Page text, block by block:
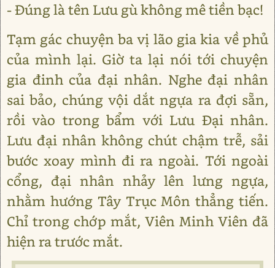
- Đúng là tên Lưu gù không mê tiền bạc!
Tạm gác chuyện ba vị lão gia kia về phủ
của mình lại. Giờ ta lại nói tới chuyện
gia đinh của đại nhân. Nghe đại nhân
sai bảo, chúng vội dắt ngựa ra đợi sẵn,
rồi vào trong bẩm với Lưu Đại nhân.
Lưu đại nhân không chút chậm trễ, sải
bước xoay mình đi ra ngoài. Tới ngoài
cổng, đại nhân nhảy lên lưng ngựa,
nhằm hướng Tây Trục Môn thẳng tiến.
Chỉ trong chớp mắt, Viên Minh Viên đã
hiện ra trước mắt.